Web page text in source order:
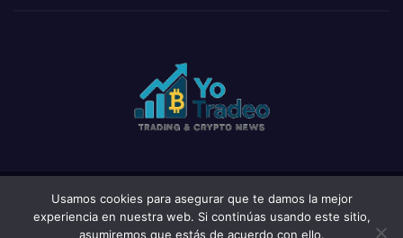
Funciona gracias a WordPress|Tema: News Click deThemeansar
Usamos cookies para asegurar que te damos la mejor
experiencia en nuestra web. Si continúas usando este sitio,
asumiremos que estás de acuerdo con ello.